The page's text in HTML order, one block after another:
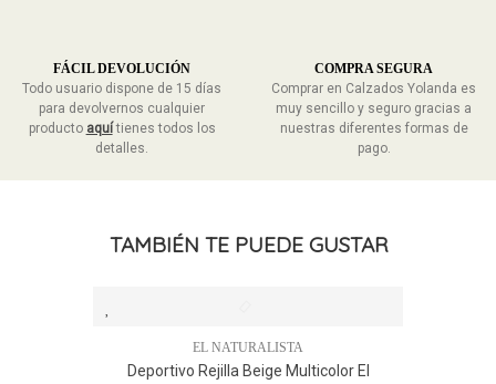
FÁCIL DEVOLUCIÓN
Todo usuario dispone de 15 días
para devolvernos cualquier
producto aquítienes todos los
detalles.
COMPRA SEGURA
Comprar en Calzados Yolanda es
muy sencillo y seguro gracias a
nuestras diferentes formas de
pago.
TAMBIÉN TE PUEDE GUSTAR
EL NATURALISTA
Deportivo Rejilla Beige Multicolor El